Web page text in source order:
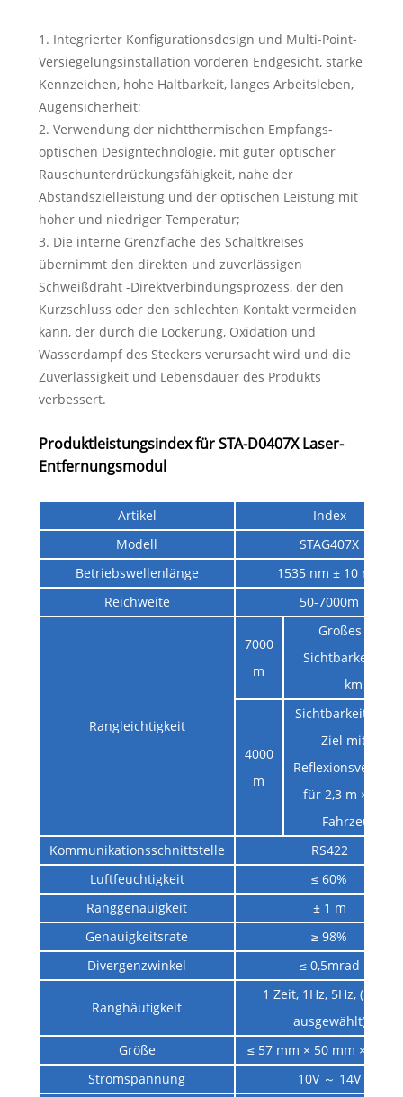
1. Integrierter Konfigurationsdesign und Multi-Point-
Versiegelungsinstallation vorderen Endgesicht, starke
Kennzeichen, hohe Haltbarkeit, langes Arbeitsleben,
Augensicherheit;
2. Verwendung der nichtthermischen Empfangs-
optischen Designtechnologie, mit guter optischer
Rauschunterdrückungsfähigkeit, nahe der
Abstandszielleistung und der optischen Leistung mit
hoher und niedriger Temperatur;
3. Die interne Grenzfläche des Schaltkreises
übernimmt den direkten und zuverlässigen
Schweißdraht -Direktverbindungsprozess, der den
Kurzschluss oder den schlechten Kontakt vermeiden
kann, der durch die Lockerung, Oxidation und
Wasserdampf des Steckers verursacht wird und die
Zuverlässigkeit und Lebensdauer des Produkts
verbessert.
Produktleistungsindex für STA-D0407X Laser-
Entfernungsmodul
Artikel
Index
Modell
STAG407X
Betriebswellenlänge
1535 nm ± 10 nm
Reichweite
50-7000m
Rangleichtigkeit
7000
m
Großes Ziel,
Sichtbarkeit ≥
km
4000
m
Sichtbarkeit ≥ 8
Ziel mit 0,3
für 2,3 m × 4,6
Fahrzeuge
Kommunikationsschnittstelle
RS422
Luftfeuchtigkeit
≤ 60%
Ranggenauigkeit
± 1 m
Genauigkeitsrate
≥ 98%
Divergenzwinkel
≤ 0,5mrad
Ranghäufigkeit
1 Zeit, 1Hz, 5Hz, (10 Hz
ausgewählt)
Größe
≤ 57 mm × 50 mm × 30
Stromspannung
10V ～ 14V